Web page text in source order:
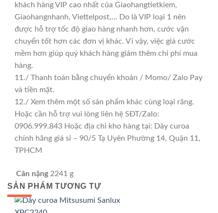
khách hàng VIP cao nhất của Giaohangtietkiem,
Giaohangnhanh, Viettelpost,… Do là VIP loại 1 nên
được hỗ trợ tốc độ giao hàng nhanh hơn, cước vận
chuyển tốt hơn các đơn vị khác. Vì vậy, việc giá cước
mềm hơn giúp quý khách hàng giảm thêm chi phí mua
hàng.
11./ Thanh toán bằng chuyển khoản / Momo/ Zalo Pay
và tiền mặt.
12./ Xem thêm một số sản phẩm khác cùng loại răng.
Hoặc cần hỗ trợ vui lòng liên hệ SĐT/Zalo:
0906.999.843 Hoặc địa chỉ kho hàng tại: Dây curoa
chính hãng giá sỉ – 90/5 Tạ Uyên Phường 14, Quận 11,
TPHCM
Cân nặng 2241 g
SẢN PHẨM TƯƠNG TỰ
GIÁ SỈ
GIÁ TỐT